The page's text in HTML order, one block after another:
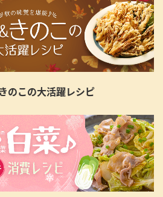
のこの大活躍レシピ